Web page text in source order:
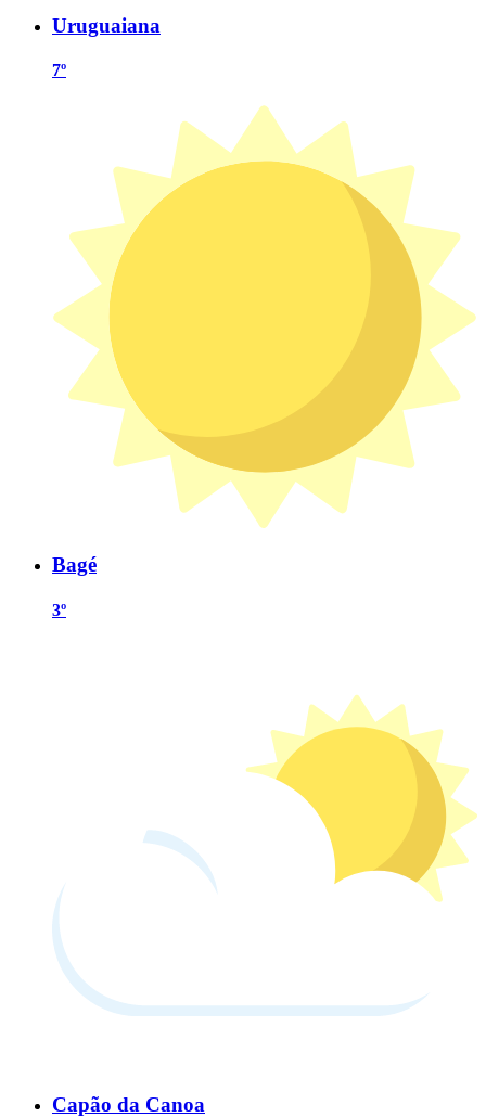
Uruguaiana
7º
Bagé
3º
Capão da Canoa